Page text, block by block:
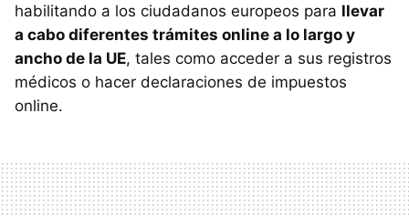
habilitando a los ciudadanos europeos para llevar
a cabo diferentes trámites online a lo largo y
ancho de la UE, tales como acceder a sus registros
médicos o hacer declaraciones de impuestos
online.